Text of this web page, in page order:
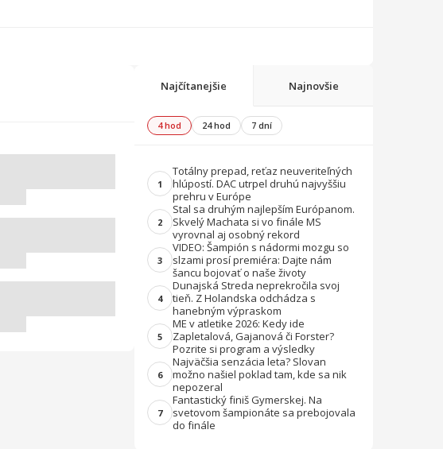
Najčítanejšie Najnovšie
4 hod 24 hod 7 dní
1
Totálny prepad, reťaz neuveriteľných
hlúpostí. DAC utrpel druhú najvyššiu
prehru v Európe
2
Stal sa druhým najlepším Európanom.
Skvelý Machata si vo finále MS
vyrovnal aj osobný rekord
3
VIDEO: Šampión s nádormi mozgu so
slzami prosí premiéra: Dajte nám
šancu bojovať o naše životy
4
Dunajská Streda neprekročila svoj
tieň. Z Holandska odchádza s
hanebným výpraskom
5
ME v atletike 2026: Kedy ide
Zapletalová, Gajanová či Forster?
Pozrite si program a výsledky
6
Najväčšia senzácia leta? Slovan
možno našiel poklad tam, kde sa nik
nepozeral
7
Fantastický finiš Gymerskej. Na
svetovom šampionáte sa prebojovala
do finále